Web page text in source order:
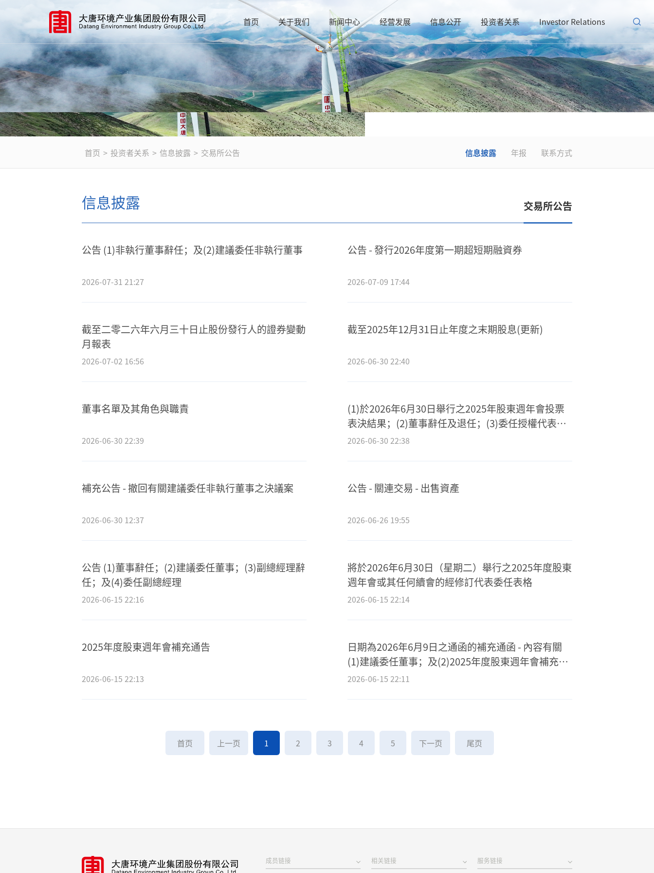
首页 关于我们 新闻中心 经营发展 信息公开 投资者关系 Investor Relations
首页 > 投资者关系 > 信息披露 > 交易所公告 信息披露 年报 联系方式
交易所公告
信息披露
公告 (1)非執行董事辭任；及(2)建議委任非執行董事
2026-07-31 21:27
公告 - 發行2026年度第一期超短期融資券
2026-07-09 17:44
截至二零二六年六月三十日止股份發行人的證券變動
月報表
2026-07-02 16:56
截至2025年12月31日止年度之末期股息(更新)
2026-06-30 22:40
董事名單及其角色與職責
2026-06-30 22:39
(1)於2026年6月30日舉行之2025年股東週年會投票
表決結果；(2)董事辭任及退任；(3)委任授權代表及
選舉其臨時履行第四屆董事會董事...
2026-06-30 22:38
補充公告 - 撤回有關建議委任非執行董事之決議案
2026-06-30 12:37
公告 - 關連交易 - 出售資產
2026-06-26 19:55
公告 (1)董事辭任；(2)建議委任董事；(3)副總經理辭
任；及(4)委任副總經理
2026-06-15 22:16
將於2026年6月30日（星期二）舉行之2025年度股東
週年會或其任何續會的經修訂代表委任表格
2026-06-15 22:14
2025年度股東週年會補充通告
2026-06-15 22:13
日期為2026年6月9日之通函的補充通函 - 內容有關
(1)建議委任董事；及(2)2025年度股東週年會補充通
告
2026-06-15 22:11
首页 上一页 1 2 3 4 5 下一页 尾页
成员链接 相关链接 服务链接